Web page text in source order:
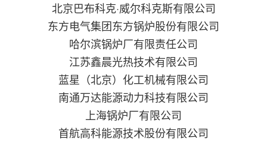
北京巴布科克·威尔科克斯有限公司
东方电气集团东方锅炉股份有限公司
哈尔滨锅炉厂有限责任公司
江苏鑫晨光热技术有限公司
蓝星（北京）化工机械有限公司
南通万达能源动力科技有限公司
上海锅炉厂有限公司
首航高科能源技术股份有限公司